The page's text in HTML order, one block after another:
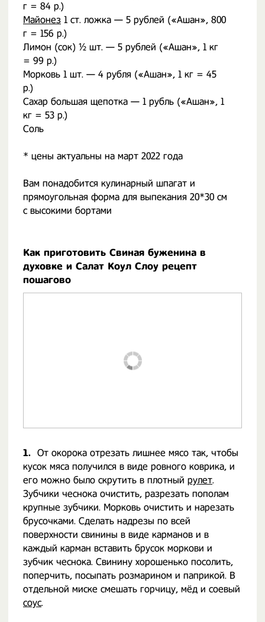
г = 84 р.)
Майонез 1 ст. ложка — 5 рублей («Ашан», 800
г = 156 р.)
Лимон (сок) ½ шт. — 5 рублей («Ашан», 1 кг
= 99 р.)
Морковь 1 шт. — 4 рубля («Ашан», 1 кг = 45
р.)
Сахар большая щепотка — 1 рубль («Ашан», 1
кг = 53 р.)
Соль
* цены актуальны на март 2022 года
Вам понадобится кулинарный шпагат и
прямоугольная форма для выпекания 20*30 см
с высокими бортами
Как приготовить Свиная буженина в
духовке и Салат Коул Слоу рецепт
пошагово
1. От окорока отрезать лишнее мясо так, чтобы
кусок мяса получился в виде ровного коврика, и
его можно было скрутить в плотный рулет.
Зубчики чеснока очистить, разрезать пополам
крупные зубчики. Морковь очистить и нарезать
брусочками. Сделать надрезы по всей
поверхности свинины в виде карманов и в
каждый карман вставить брусок моркови и
зубчик чеснока. Свинину хорошенько посолить,
поперчить, посыпать розмарином и паприкой. В
отдельной миске смешать горчицу, мёд и соевый
соус.